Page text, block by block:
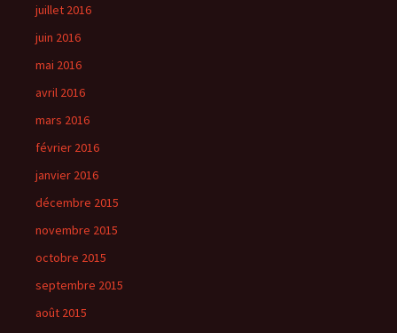
juillet 2016
juin 2016
mai 2016
avril 2016
mars 2016
février 2016
janvier 2016
décembre 2015
novembre 2015
octobre 2015
septembre 2015
août 2015